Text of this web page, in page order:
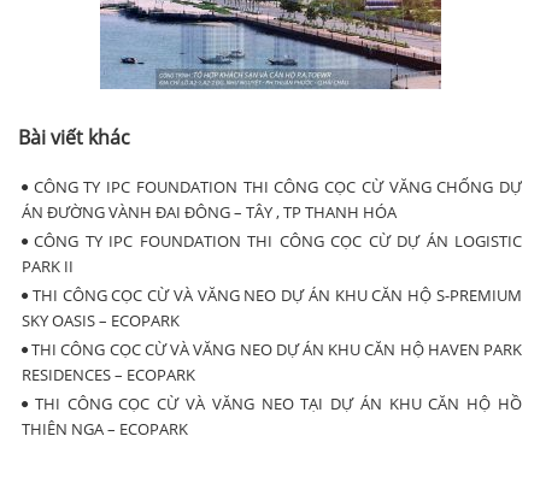
Bài viết khác
CÔNG TY IPC FOUNDATION THI CÔNG CỌC CỪ VĂNG CHỐNG DỰ
ÁN ĐƯỜNG VÀNH ĐAI ĐÔNG – TÂY , TP THANH HÓA
CÔNG TY IPC FOUNDATION THI CÔNG CỌC CỪ DỰ ÁN LOGISTIC
PARK II
THI CÔNG CỌC CỪ VÀ VĂNG NEO DỰ ÁN KHU CĂN HỘ S-PREMIUM
SKY OASIS – ECOPARK
THI CÔNG CỌC CỪ VÀ VĂNG NEO DỰ ÁN KHU CĂN HỘ HAVEN PARK
RESIDENCES – ECOPARK
THI CÔNG CỌC CỪ VÀ VĂNG NEO TẠI DỰ ÁN KHU CĂN HỘ HỒ
THIÊN NGA – ECOPARK